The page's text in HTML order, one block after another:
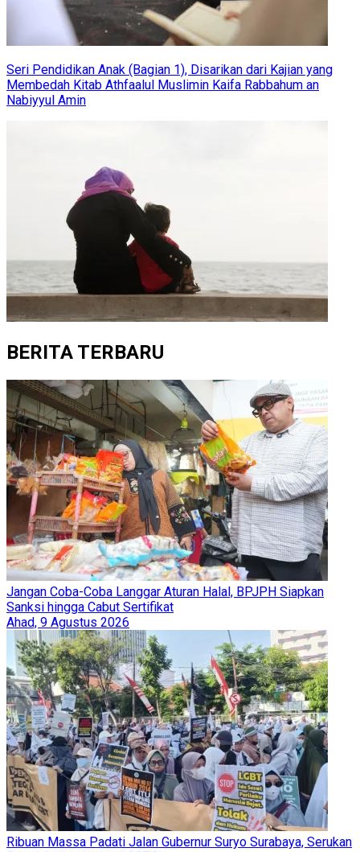
Seri Pendidikan Anak (Bagian 1), Disarikan dari Kajian yang
Membedah Kitab Athfaalul Muslimin Kaifa Rabbahum an
Nabiyyul Amin
BERITA TERBARU
Jangan Coba-Coba Langgar Aturan Halal, BPJPH Siapkan
Sanksi hingga Cabut Sertifikat
Ahad, 9 Agustus 2026
Ribuan Massa Padati Jalan Gubernur Suryo Surabaya, Serukan